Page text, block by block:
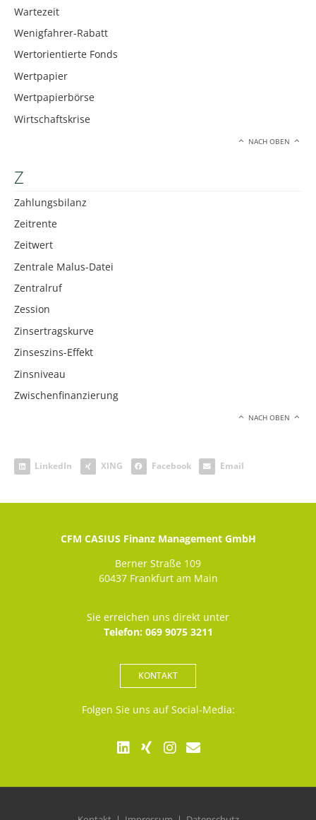
Wartezeit
Wenigfahrer-Rabatt
Wertorientierte Fonds
Wertpapier
Wertpapierbörse
Wirtschaftskrise
NACH OBEN
Z
Zahlungsbilanz
Zeitrente
Zeitwert
Zentrale Malus-Datei
Zentralruf
Zession
Zinsertragskurve
Zinseszins-Effekt
Zinsniveau
Zwischenfinanzierung
NACH OBEN
LinkedIn XING Facebook Email
CFM CASIUS Finanz Management GmbH
Berner Straße 109
60437 Frankfurt am Main
Sie erreichen uns direkt unter
Telefon: 069 9075 3211
KONTAKT
Folgen Sie uns auf Social-Media: